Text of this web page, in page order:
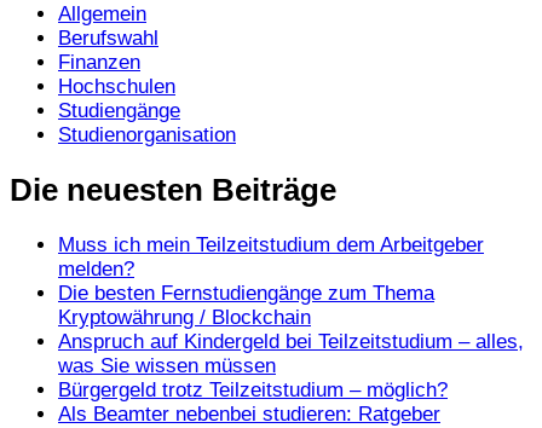
Allgemein
Berufswahl
Finanzen
Hochschulen
Studiengänge
Studienorganisation
Die neuesten Beiträge
Muss ich mein Teilzeitstudium dem Arbeitgeber
melden?
Die besten Fernstudiengänge zum Thema
Kryptowährung / Blockchain
Anspruch auf Kindergeld bei Teilzeitstudium – alles,
was Sie wissen müssen
Bürgergeld trotz Teilzeitstudium – möglich?
Als Beamter nebenbei studieren: Ratgeber